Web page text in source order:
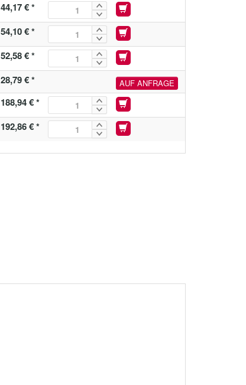
44,17 € *
54,10 € *
52,58 € *
28,79 € * AUF ANFRAGE
188,94 € *
192,86 € *